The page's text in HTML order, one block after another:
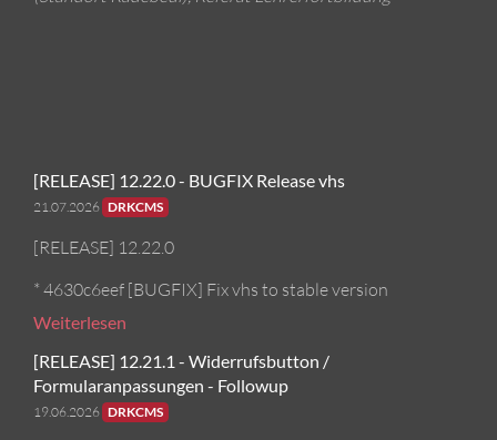
[RELEASE] 12.22.0 - BUGFIX Release vhs
21.07.2026 DRKCMS
[RELEASE] 12.22.0
* 4630c6eef [BUGFIX] Fix vhs to stable version
Weiterlesen
[RELEASE] 12.21.1 - Widerrufsbutton /
Formularanpassungen - Followup
19.06.2026 DRKCMS